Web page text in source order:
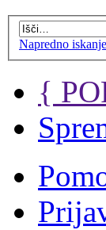
Napredno iskanje
{